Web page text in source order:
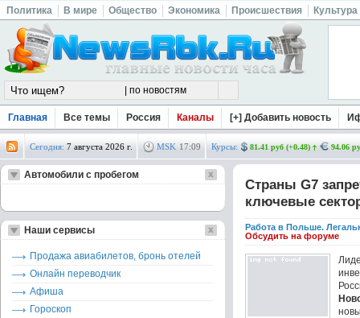
Политика В мире Общество Экономика Происшествия Культура
Главная Все темы Россия Каналы [+] Добавить новость
Сегодня: 7 августа 2026 г. MSK 17:09 Курсы: 81.41 руб (+0.48) 94.06
Страны G7
ключевые
Работа в Польше.
Обсудить на форуме
Автомобили с пробегом
Наши сервисы
Продажа авиабилетов, бронь отелей
Онлайн переводчик
Афиша
Гороскоп